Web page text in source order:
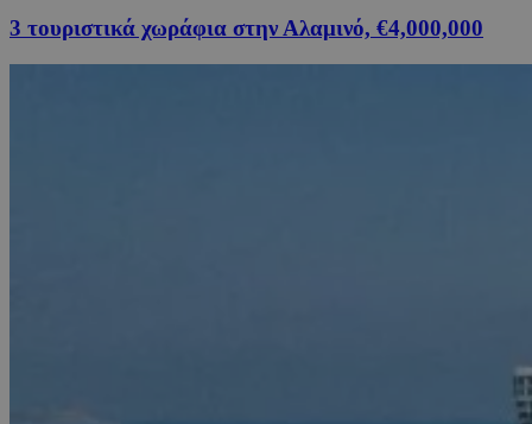
3 τουριστικά χωράφια στην Αλαμινό, €4,000,000